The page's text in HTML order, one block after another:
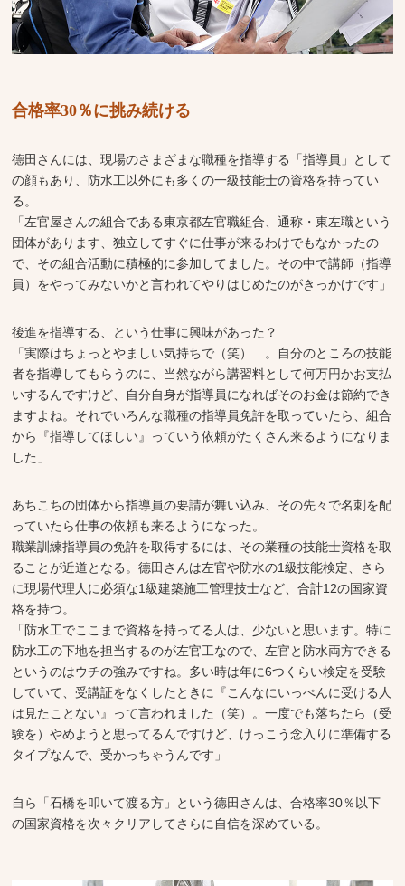
合格率30％に挑み続ける
德田さんには、現場のさまざまな職種を指導する「指導員」として
の顔もあり、防水工以外にも多くの一級技能士の資格を持ってい
る。
「左官屋さんの組合である東京都左官職組合、通称・東左職という
団体があります、独立してすぐに仕事が来るわけでもなかったの
で、その組合活動に積極的に参加してました。その中で講師（指導
員）をやってみないかと言われてやりはじめたのがきっかけです」
後進を指導する、という仕事に興味があった？
「実際はちょっとやましい気持ちで（笑）…。自分のところの技能
者を指導してもらうのに、当然ながら講習料として何万円かお支払
いするんですけど、自分自身が指導員になればそのお金は節約でき
ますよね。それでいろんな職種の指導員免許を取っていたら、組合
から『指導してほしい』っていう依頼がたくさん来るようになりま
した」
あちこちの団体から指導員の要請が舞い込み、その先々で名刺を配
っていたら仕事の依頼も来るようになった。
職業訓練指導員の免許を取得するには、その業種の技能士資格を取
ることが近道となる。德田さんは左官や防水の1級技能検定、さら
に現場代理人に必須な1級建築施工管理技士など、合計12の国家資
格を持つ。
「防水工でここまで資格を持ってる人は、少ないと思います。特に
防水工の下地を担当するのが左官工なので、左官と防水両方できる
というのはウチの強みですね。多い時は年に6つくらい検定を受験
していて、受講証をなくしたときに『こんなにいっぺんに受ける人
は見たことない』って言われました（笑）。一度でも落ちたら（受
験を）やめようと思ってるんですけど、けっこう念入りに準備する
タイプなんで、受かっちゃうんです」
自ら「石橋を叩いて渡る方」という德田さんは、合格率30％以下
の国家資格を次々クリアしてさらに自信を深めている。